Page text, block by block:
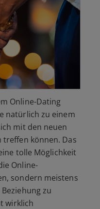
Online-Dating
natürlich zu einem
mit den neuen
treffen können. Das
tolle Möglichkeit
Online-
sondern meistens
zu
wirklich